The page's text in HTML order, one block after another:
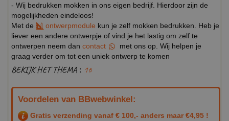
- Wij bedrukken mokken in ons eigen bedrijf. Hierdoor zijn de
mogelijkheden eindeloos!
Met de
ontwerpmodule kun je zelf mokken bedrukken. Heb je
liever een andere ontwerpje of vind je het lastig om zelf te
ontwerpen neem dan contact
met ons op. Wij helpen je
graag verder om tot een uniek ontwerp te komen
BEKIJK HET THEMA : 16
Voordelen van BBwebwinkel:
Gratis verzending vanaf € 100,- anders maar €4,95 !